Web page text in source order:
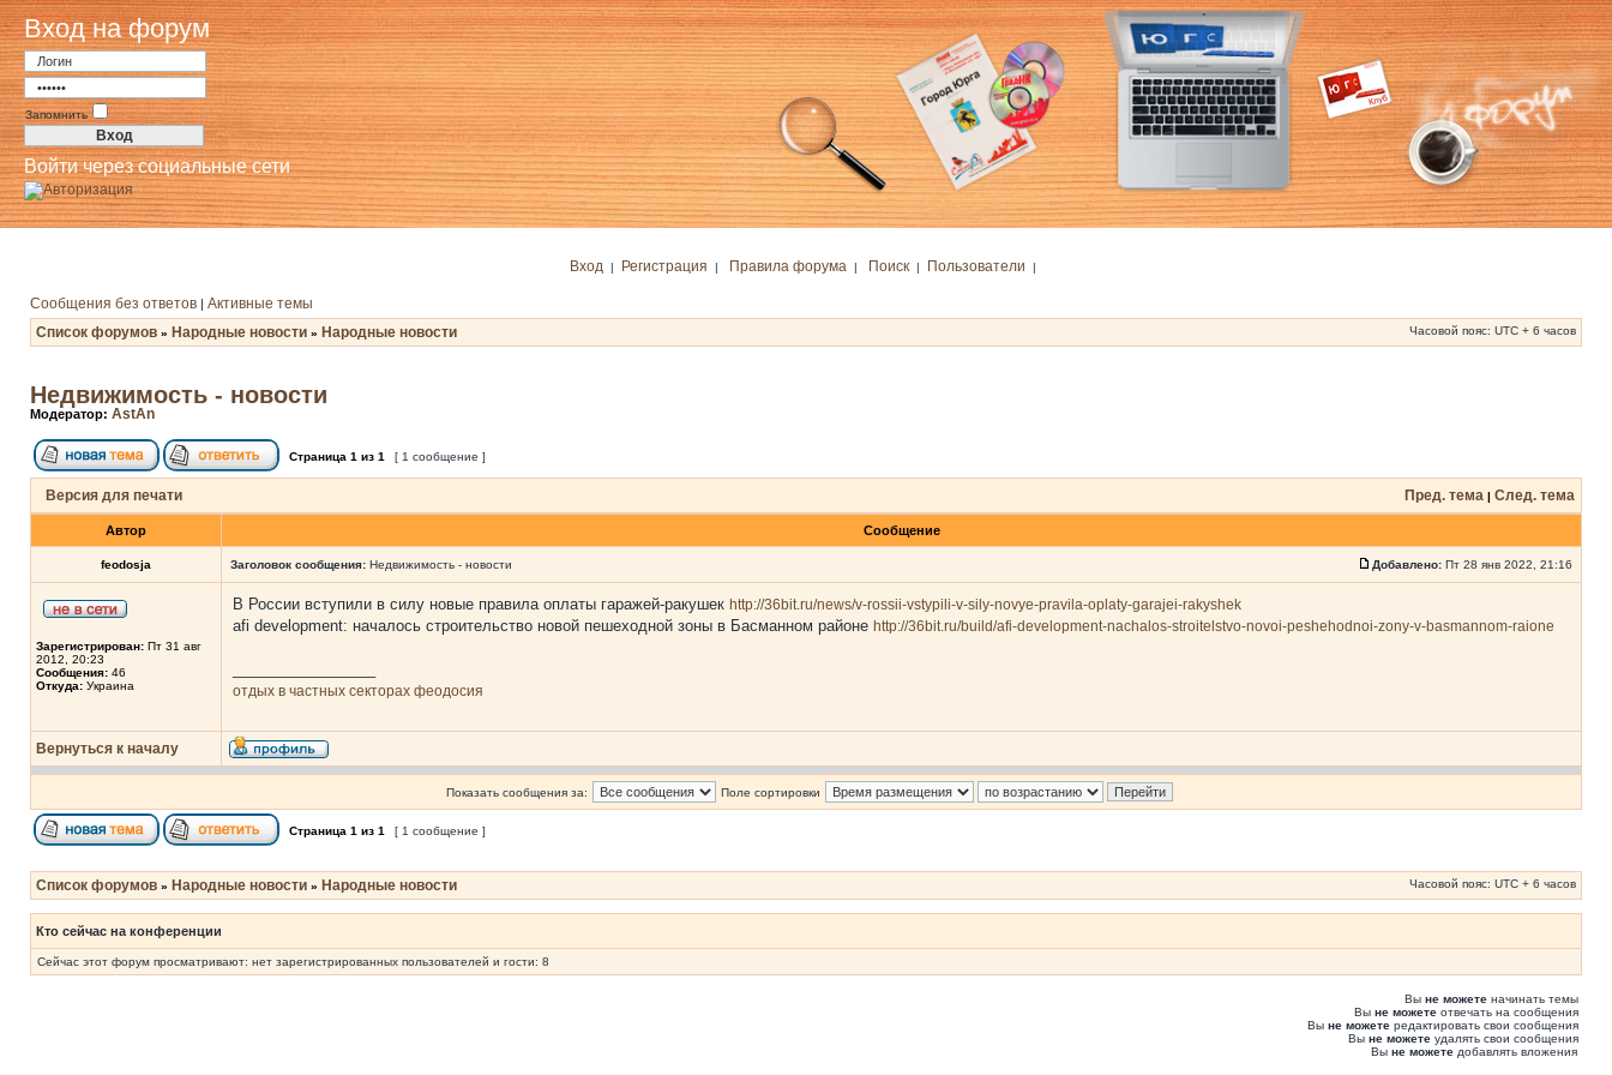
Вход на форум
Запомнить
Войти через социальные сети
Вход | Регистрация | Правила форума | Поиск| Пользователи |
Сообщения без ответов | Активные темы
Список форумов » Народные новости » Народные новости Часовой пояс: UTC + 6 часов
Недвижимость - новости
Модератор: AstAn
Страница 1 из 1 [ 1 сообщение ]
Версия для печати Пред. тема | След. тема
Автор Сообщение
feodosja Заголовок сообщения: Недвижимость - новости Добавлено: Пт 28 янв 2022, 21:16
Зарегистрирован: Пт 31 авг
2012, 20:23
Сообщения: 46
Откуда: Украина
В России вступили в силу новые правила оплаты гаражей-ракушек http://36bit.ru/news/v-rossii-vstypili-v-sily-novye-pravila-oplaty-garajei-rakyshek
afi development: началось строительство новой пешеходной зоны в Басманном районе http://36bit.ru/build/afi-development-nachalos-stroitelstvo-novoi-peshehodnoi-zony-v-basmannom-raione
отдых в частных секторах феодосия
Вернуться к началу
Показать сообщения за: Поле сортировки
Страница 1 из 1 [ 1 сообщение ]
Список форумов » Народные новости » Народные новости Часовой пояс: UTC + 6 часов
Кто сейчас на конференции
Сейчас этот форум просматривают: нет зарегистрированных пользователей и гости: 8
Вы не можете начинать темы
Вы не можете отвечать на сообщения
Вы не можете редактировать свои сообщения
Вы не можете удалять свои сообщения
Вы не можете добавлять вложения